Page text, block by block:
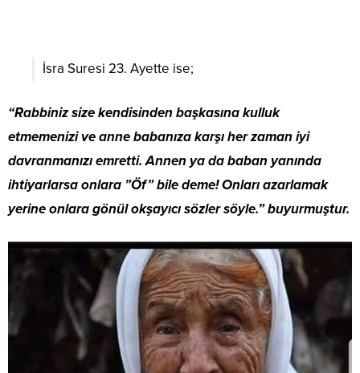
İsra Suresi 23. Ayette ise;
“Rabbiniz size kendisinden başkasına kulluk
etmemenizi ve anne babanıza karşı her zaman iyi
davranmanızı emretti. Annen ya da baban yanında
ihtiyarlarsa onlara ”Öf” bile deme! Onları azarlamak
yerine onlara gönül okşayıcı sözler söyle.” buyurmuştur.